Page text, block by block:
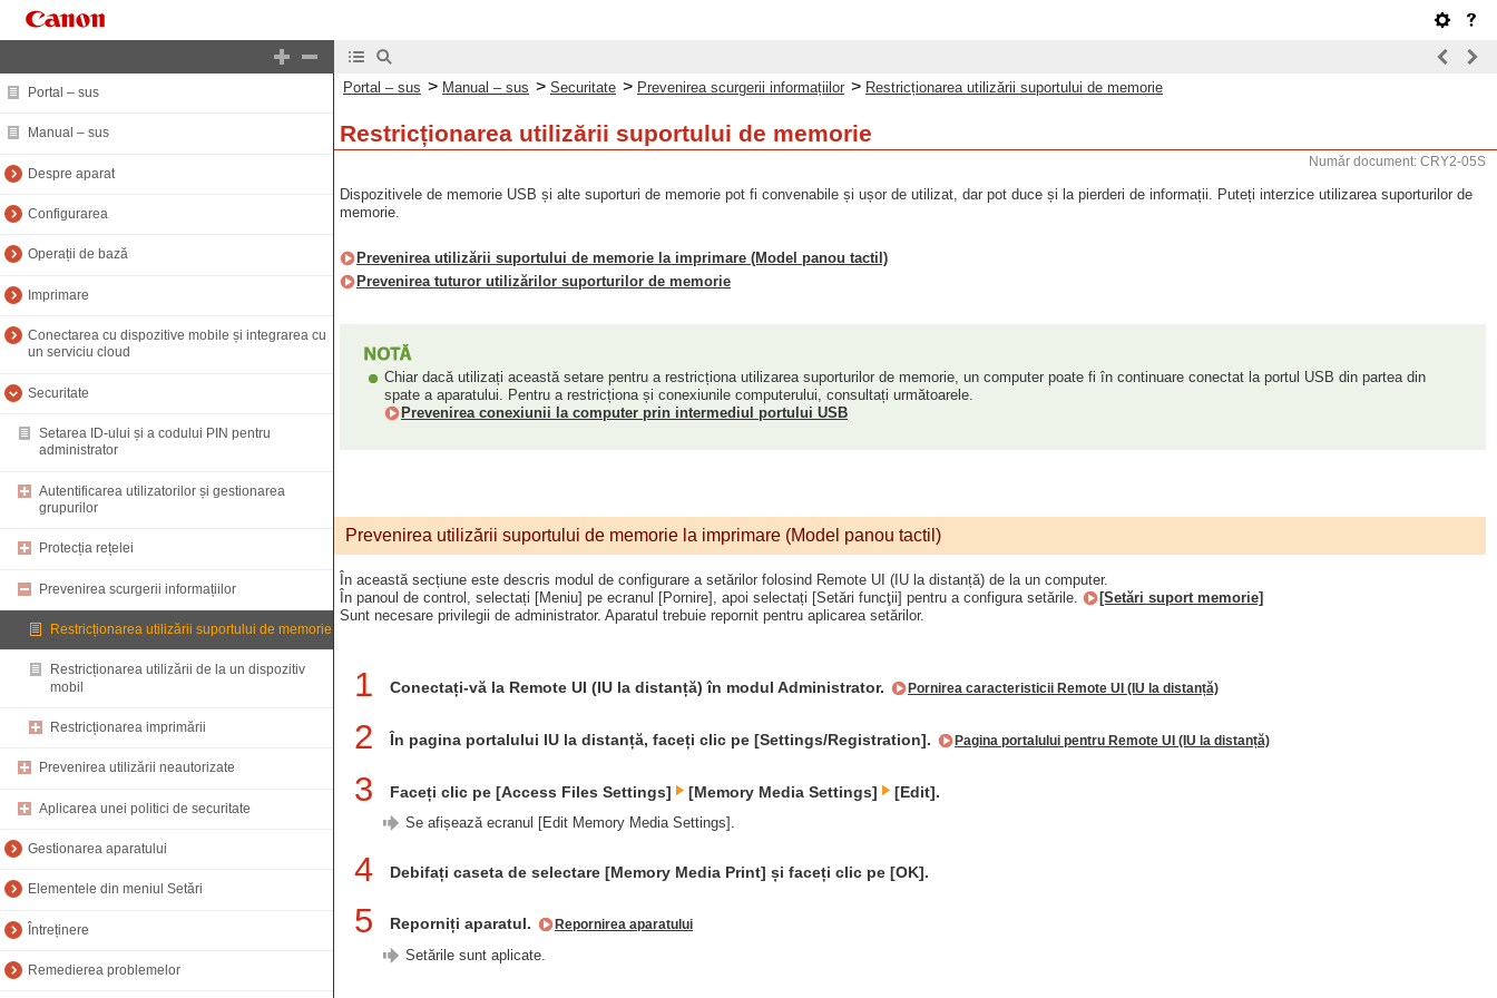
Portal – sus
Manual – sus
Despre aparat
Configurarea
Operații de bază
Imprimare
Conectarea cu dispozitive mobile și integrarea cu
un serviciu cloud
Securitate
Setarea ID-ului și a codului PIN pentru
administrator
Autentificarea utilizatorilor și gestionarea
grupurilor
Protecția rețelei
Prevenirea scurgerii informațiilor
Restricționarea utilizării suportului de memorie
Restricționarea utilizării de la un dispozitiv
mobil
Restricționarea imprimării
Prevenirea utilizării neautorizate
Aplicarea unei politici de securitate
Gestionarea aparatului
Elementele din meniul Setări
Întreținere
Remedierea problemelor
Portal – sus > Manual – sus > Securitate > Prevenirea scurgerii informațiilor > Restricționarea utilizării suportului de memorie
Restricționarea utilizării suportului de memorie
Număr document: CRY2-05S
Dispozitivele de memorie USB și alte suporturi de memorie pot fi convenabile și ușor de utilizat, dar pot duce și la pierderi de informații. Puteți interzice utilizarea suporturilor de
memorie.
Prevenirea utilizării suportului de memorie la imprimare (Model panou tactil)
Prevenirea tuturor utilizărilor suporturilor de memorie
Chiar dacă utilizați această setare pentru a restricționa utilizarea suporturilor de memorie, un computer poate fi în continuare conectat la portul USB din partea din
spate a aparatului. Pentru a restricționa și conexiunile computerului, consultați următoarele.
Prevenirea conexiunii la computer prin intermediul portului USB
Prevenirea utilizării suportului de memorie la imprimare (Model panou tactil)
În această secțiune este descris modul de configurare a setărilor folosind Remote UI (IU la distanță) de la un computer.
În panoul de control, selectați [Meniu] pe ecranul [Pornire], apoi selectați [Setări funcţii] pentru a configura setările.
[Setări suport memorie]
Sunt necesare privilegii de administrator. Aparatul trebuie repornit pentru aplicarea setărilor.
1 Conectați-vă la Remote UI (IU la distanță) în modul Administrator. Pornirea caracteristicii Remote UI (IU la distanță)
2 În pagina portalului IU la distanță, faceți clic pe [Settings/Registration]. Pagina portalului pentru Remote UI (IU la distanță)
3 Faceți clic pe [Access Files Settings] [Memory Media Settings] [Edit].
Se afișează ecranul [Edit Memory Media Settings].
4 Debifați caseta de selectare [Memory Media Print] și faceți clic pe [OK].
5 Reporniți aparatul. Repornirea aparatului
Setările sunt aplicate.